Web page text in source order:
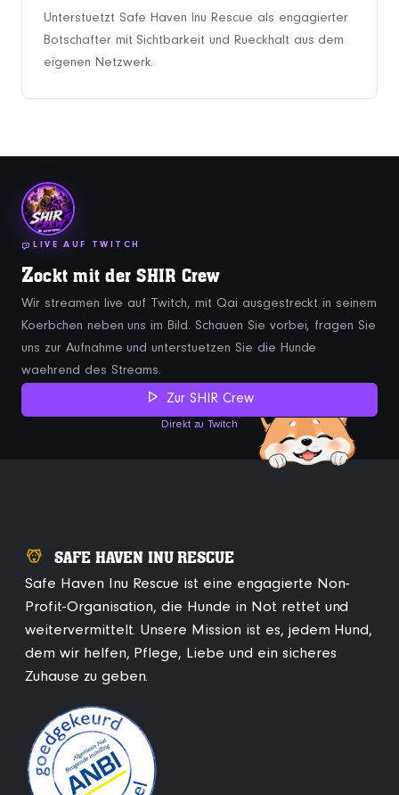
Unterstuetzt Safe Haven Inu Rescue als engagierter
Botschafter mit Sichtbarkeit und Rueckhalt aus dem
eigenen Netzwerk.
LIVE AUF TWITCH
Zockt mit der SHIR Crew
Wir streamen live auf Twitch, mit Qai ausgestreckt in seinem
Koerbchen neben uns im Bild. Schauen Sie vorbei, fragen Sie
uns zur Aufnahme und unterstuetzen Sie die Hunde
waehrend des Streams.
Zur SHIR Crew
Direkt zu Twitch
SAFE HAVEN INU RESCUE
Safe Haven Inu Rescue ist eine engagierte Non-
Profit-Organisation, die Hunde in Not rettet und
weitervermittelt. Unsere Mission ist es, jedem Hund,
dem wir helfen, Pflege, Liebe und ein sicheres
Zuhause zu geben.